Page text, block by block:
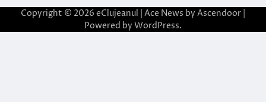
Copyright © 2026 eClujeanul | Ace News by Ascendoor
Powered by WordPress.